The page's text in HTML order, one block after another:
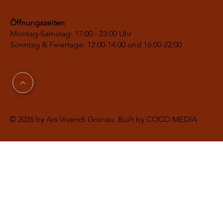
Öffnungszeiten
Montag-Samstag: 17:00 - 23:00 Uhr
Sonntag & Feiertage: 12:00-14:00 und 16:00-22:00
© 2026 by Ars Vivendi Gronau. Built by COCO MEDIA